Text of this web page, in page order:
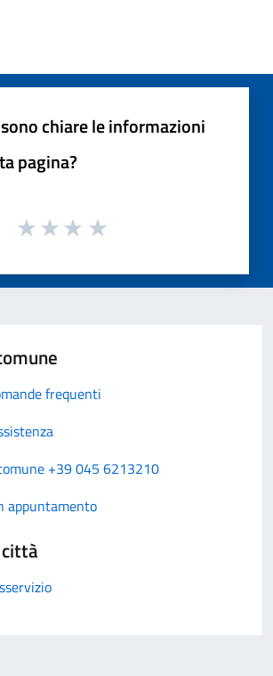
chiare le informazioni
pagina?
frequenti
+39 045 6213210
appuntamento